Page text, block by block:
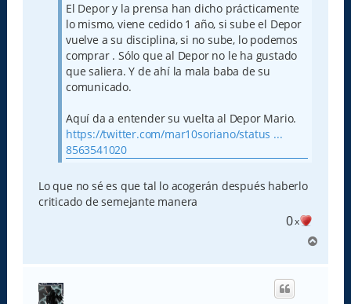
El Depor y la prensa han dicho prácticamente
lo mismo, viene cedido 1 año, si sube el Depor
vuelve a su disciplina, si no sube, lo podemos
comprar . Sólo que al Depor no le ha gustado
que saliera. Y de ahí la mala baba de su
comunicado.
Aquí da a entender su vuelta al Depor Mario.
https://twitter.com/mar10soriano/status ...
8563541020
Lo que no sé es que tal lo acogerán después haberlo
criticado de semejante manera
0x
r